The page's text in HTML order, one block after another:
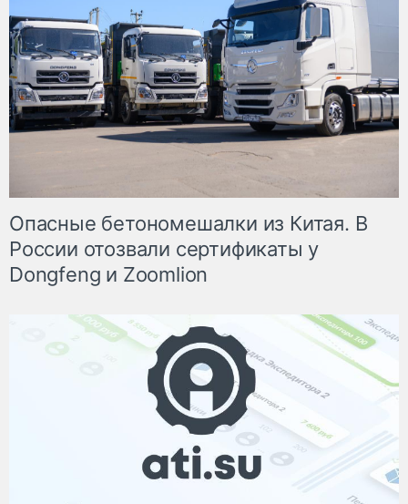
Опасные бетономешалки из Китая. В
России отозвали сертификаты у
Dongfeng и Zoomlion